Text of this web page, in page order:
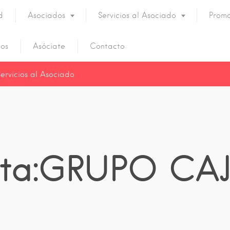
Asociados Servicios al Asociado
Asóciate Contacto
al Asociado